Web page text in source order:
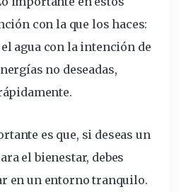
con la que los haces:
agua con la intención de
no deseadas,
es que, si deseas un
el bienestar, debes
en un entorno tranquilo.